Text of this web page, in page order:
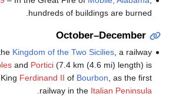
hundreds of buildings are burned.
October–December
Kingdom of the Two Sicilies, a railway
and Portici(7.4 km (4.6 mi) length) is
Ferdinand II of Bourbon, as the first
railway in the Italian Peninsula
.